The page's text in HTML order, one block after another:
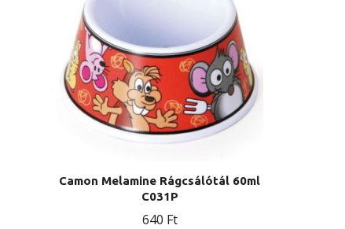
Camon Melamine Rágcsálótál 60ml
C031P
640 Ft